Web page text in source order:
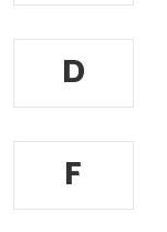
D
F